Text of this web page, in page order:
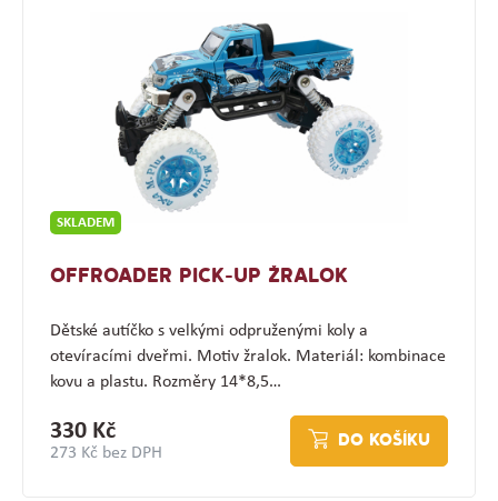
SKLADEM
OFFROADER PICK-UP ŽRALOK
Dětské autíčko s velkými odpruženými koly a
otevíracími dveřmi. Motiv žralok. Materiál: kombinace
kovu a plastu. Rozměry 14*8,5…
330 Kč
273 Kč bez DPH
DO KOŠÍKU